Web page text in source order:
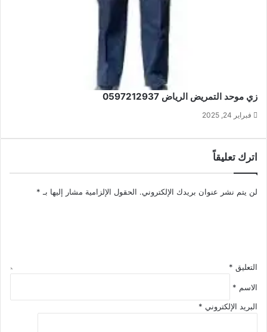
زي موحد التمريض الرياض 0597212937
فبراير 24, 2025
اترك تعليقاً
لن يتم نشر عنوان بريدك الإلكتروني. الحقول الإلزامية مشار إليها بـ *
التعليق *
الاسم *
البريد الإلكتروني *